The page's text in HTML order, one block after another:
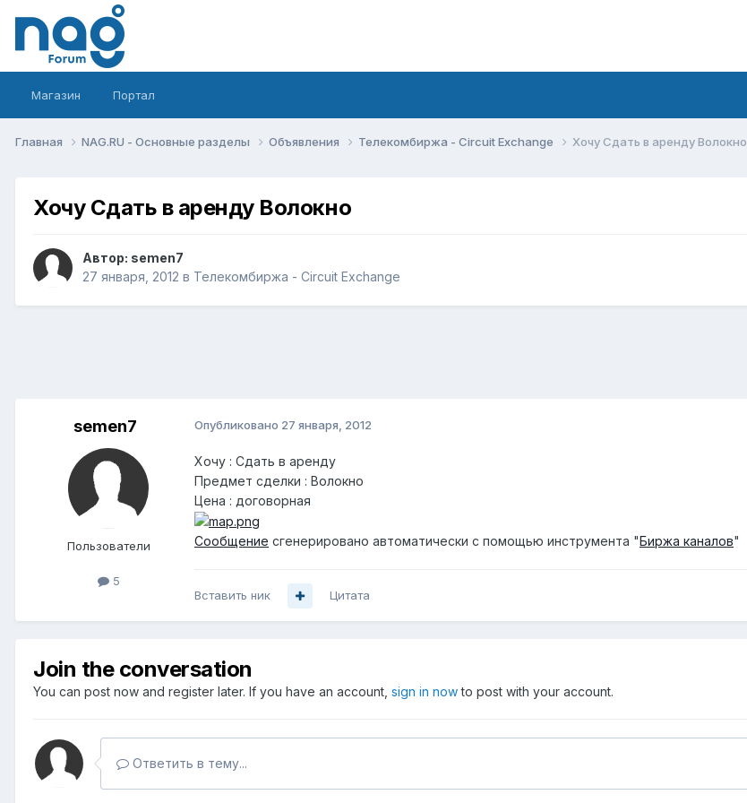
Магазин Портал
Главная NAG.RU - Основные разделы Объявления Телекомбиржа - Circuit Exchange Хочу Сдать в аренду Волокно
Хочу Сдать в аренду Волокно
Автор: semen7
27 января, 2012 в Телекомбиржа - Circuit Exchange
semen7
Пользователи
5
Опубликовано 27 января, 2012
Хочу : Сдать в аренду
Предмет сделки : Волокно
Цена : договорная
Сообщение сгенерировано автоматически с помощью инструмента "Биржа каналов"
Вставить ник Цитата
Join the conversation
You can post now and register later. If you have an account, sign in nowto post with your account.
Ответить в тему...